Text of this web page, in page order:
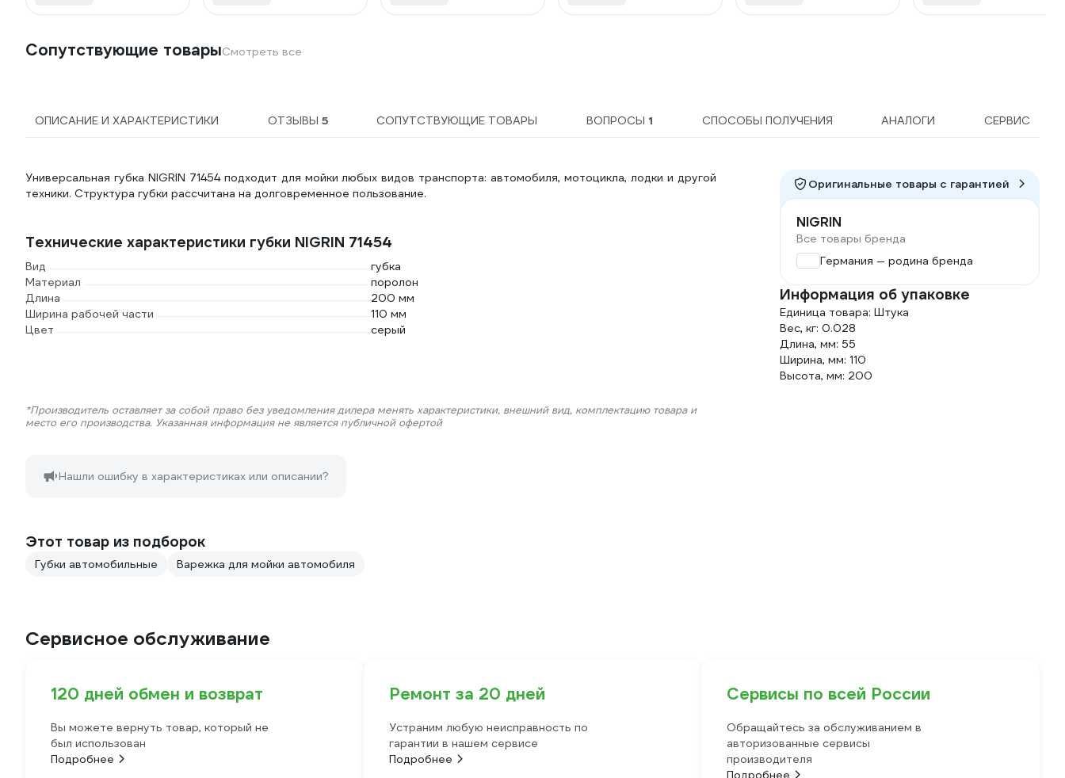
Сопутствующие товарыСмотреть все
ОПИСАНИЕ И ХАРАКТЕРИСТИКИ ОТЗЫВЫ 5 СОПУТСТВУЮЩИЕ ТОВАРЫ ВОПРОСЫ 1 СПОСОБЫ ПОЛУЧЕНИЯ АНАЛОГИ СЕРВИС
Универсальная губка NIGRIN 71454 подходит для мойки любых видов транспорта: автомобиля, мотоцикла, лодки и другой
техники. Структура губки рассчитана на долговременное пользование.
Технические характеристики губки NIGRIN 71454
Вид
губка
Материал
поролон
Длина
200 мм
Ширина рабочей части
110 мм
Цвет
серый
*Производитель оставляет за собой право без уведомления дилера менять характеристики, внешний вид, комплектацию товара и
место его производства. Указанная информация не является публичной офертой
Нашли ошибку в характеристиках или описании?
Оригинальные товары c гарантией
NIGRIN
Все товары бренда
Германия — родина бренда
Информация об упаковке
Единица товара: Штука
Вес, кг: 0.028
Длина, мм: 55
Ширина, мм: 110
Высота, мм: 200
Этот товар из подборок
Губки автомобильные Варежка для мойки автомобиля
Сервисное обслуживание
120 дней обмен и возврат
Вы можете вернуть товар, который не
был использован
Подробнее
Ремонт за 20 дней
Устраним любую неисправность по
гарантии в нашем сервисе
Подробнее
Сервисы по всей России
Обращайтесь за обслуживанием в
авторизованные сервисы
производителя
Подробнее